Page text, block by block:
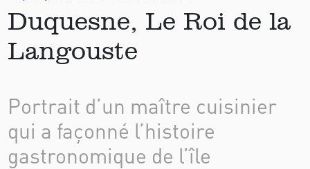
Duquesne, Le Roi de la
Langouste
Portrait d’un maître cuisinier
qui a façonné l’histoire
gastronomique de l’île